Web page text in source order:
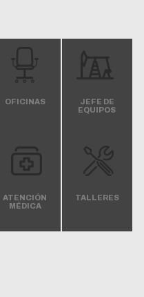
OFICINAS
JEFE DE
EQUIPOS
ATENCIÓN
MÉDICA
TALLERES